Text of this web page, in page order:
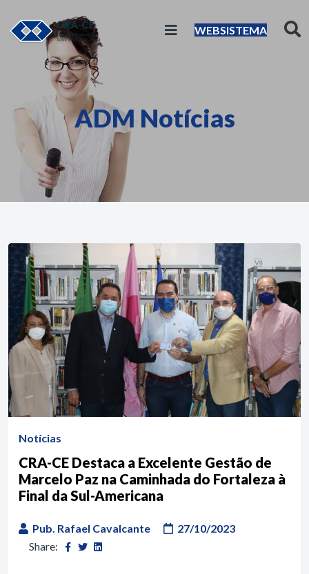
WEBSISTEMA
ADM Notícias
Notícias
CRA-CE Destaca a Excelente Gestão de
Marcelo Paz na Caminhada do Fortaleza à
Final da Sul-Americana
Pub. Rafael Cavalcante
27/10/2023
Share: